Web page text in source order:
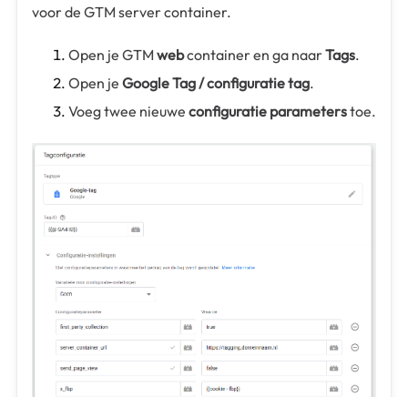
voor de GTM server container.
Open je GTM webcontainer en ga naarTags.
Open je Google Tag / configuratie tag.
Voeg twee nieuwe configuratie parameterstoe.